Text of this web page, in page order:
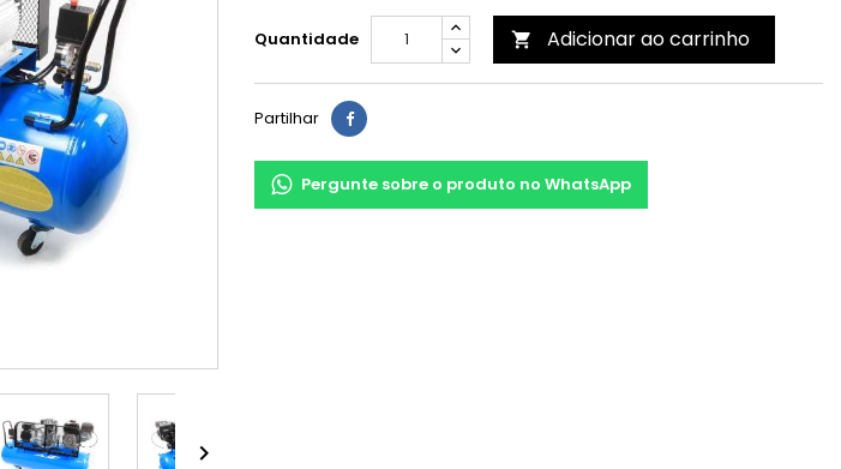

Quantidade  Adicionar ao carrinho
Partilhar
Pergunte sobre o produto no WhatsApp